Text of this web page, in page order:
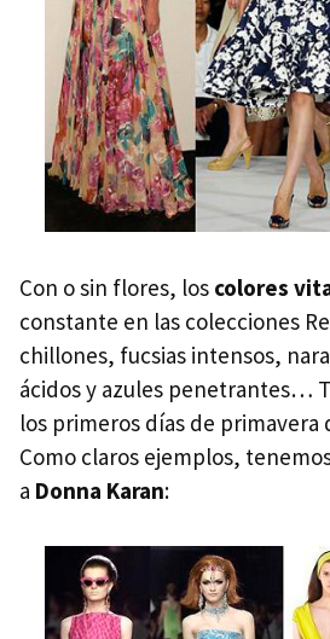
Con o sin flores, los colores
constante en las colecciones
chillones, fucsias intensos,
ácidos y azules penetrantes…
los primeros días de primavera
Como claros ejemplos,
a Donna Karan: